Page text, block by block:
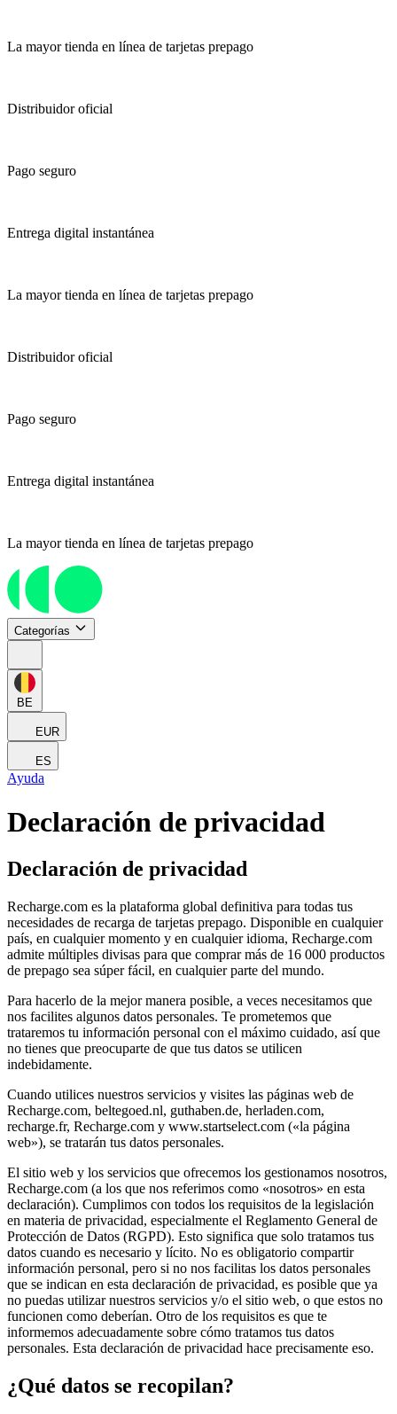
La mayor tienda en línea de tarjetas prepago
Distribuidor oficial
Pago seguro
Entrega digital instantánea
La mayor tienda en línea de tarjetas prepago
Distribuidor oficial
Pago seguro
Entrega digital instantánea
La mayor tienda en línea de tarjetas prepago
Categorías
BE
EUR
ES
Ayuda
Declaración de privacidad
Declaración de privacidad
Recharge.com es la plataforma global definitiva para todas tus
necesidades de recarga de tarjetas prepago. Disponible en cualquier
país, en cualquier momento y en cualquier idioma, Recharge.com
admite múltiples divisas para que comprar más de 16 000 productos
de prepago sea súper fácil, en cualquier parte del mundo.
Para hacerlo de la mejor manera posible, a veces necesitamos que
nos facilites algunos datos personales. Te prometemos que
trataremos tu información personal con el máximo cuidado, así que
no tienes que preocuparte de que tus datos se utilicen
indebidamente.
Cuando utilices nuestros servicios y visites las páginas web de
Recharge.com, beltegoed.nl, guthaben.de, herladen.com,
recharge.fr, Recharge.com y www.startselect.com («la página
web»), se tratarán tus datos personales.
El sitio web y los servicios que ofrecemos los gestionamos nosotros,
Recharge.com (a los que nos referimos como «nosotros» en esta
declaración). Cumplimos con todos los requisitos de la legislación
en materia de privacidad, especialmente el Reglamento General de
Protección de Datos (RGPD). Esto significa que solo tratamos tus
datos cuando es necesario y lícito. No es obligatorio compartir
información personal, pero si no nos facilitas los datos personales
que se indican en esta declaración de privacidad, es posible que ya
no puedas utilizar nuestros servicios y/o el sitio web, o que estos no
funcionen como deberían. Otro de los requisitos es que te
informemos adecuadamente sobre cómo tratamos tus datos
personales. Esta declaración de privacidad hace precisamente eso.
¿Qué datos se recopilan?